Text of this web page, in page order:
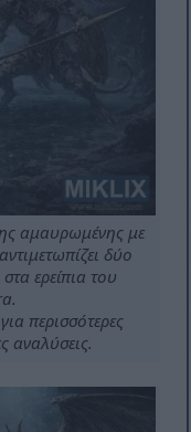
αμαυρωμένης με
δύο
ερείπια του
περισσότερες
αναλύσεις.